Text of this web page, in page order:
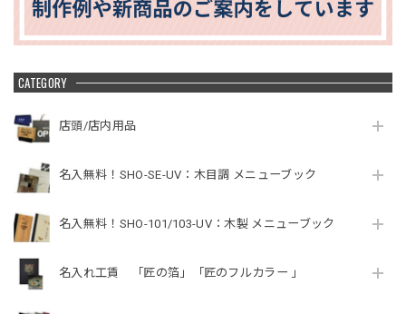
CATEGORY
店頭/店内用品
名入無料！SHO-SE-UV：木目調 メニューブック
名入無料！SHO-101/103-UV：木製 メニューブック
名入れ工賃 「匠の箔」「匠のフルカラー 」